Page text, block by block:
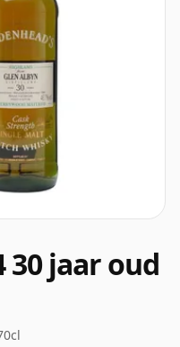
30 jaar oud